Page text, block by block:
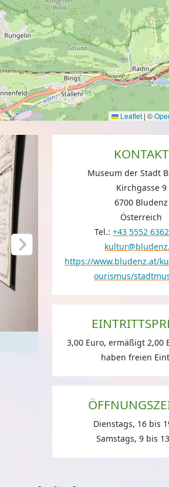
Leaflet | ©
KONTAKT
Museum der Stadt
Kirchgasse 9
6700 Bludenz
Österreich
Tel.:+43 5552
https://www.bludenz.at/
ourismus/
3,00 Euro, ermäßigt 2,00
haben freien
Dienstags, 16 bis
Samstags, 9 bis